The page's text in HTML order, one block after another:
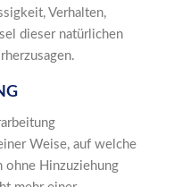
Verhalten,
dieser natürlichen
Weise, auf welche
ohne Hinzuziehung